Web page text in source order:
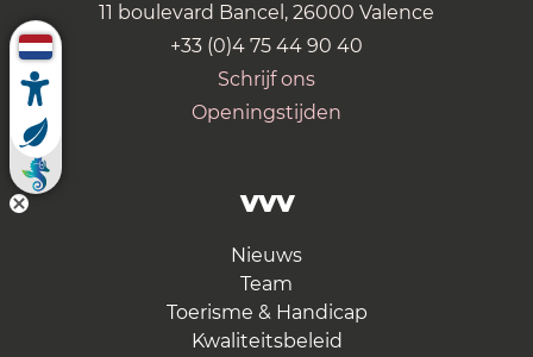
11 boulevard Bancel, 26000 Valence
+33 (0)4 75 44 90 40
Schrijf ons
Openingstijden
VVV
Nieuws
Team
Toerisme & Handicap
Kwaliteitsbeleid